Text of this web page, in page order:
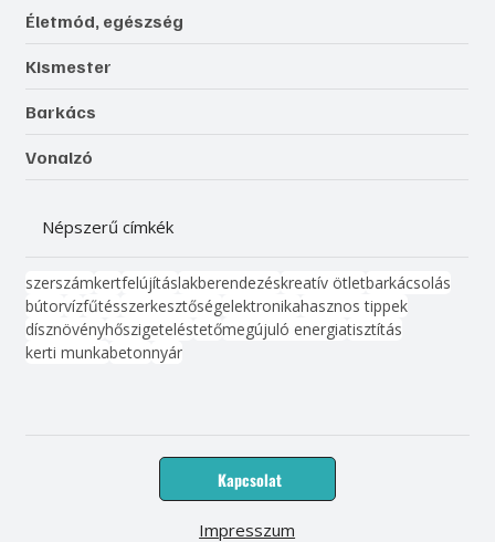
Életmód, egészség
Kismester
Barkács
Vonalzó
Népszerű címkék
szerszámkertfelújításlakberendezéskreatív ötletbarkácsolás
bútorvízfűtésszerkesztőségelektronikahasznos tippek
dísznövényhőszigeteléstetőmegújuló energiatisztítás
kerti munkabetonnyár
Kapcsolat
Impresszum